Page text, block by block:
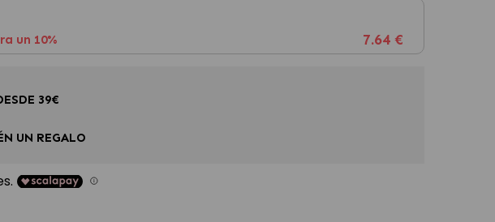
un 10% 7.64 €
39€
UN REGALO